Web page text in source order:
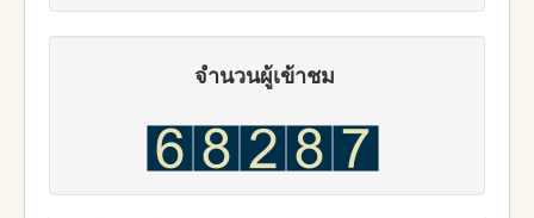
จำนวนผู้เข้าชม